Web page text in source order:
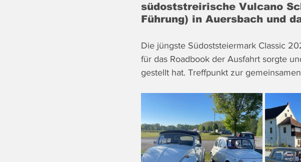
südoststreirische Vulcano
Führung) in Auersbach und
Die jüngste Südoststeiermark Classic
für das Roadbook der Ausfahrt sorgte
gestellt hat. Treffpunkt zur